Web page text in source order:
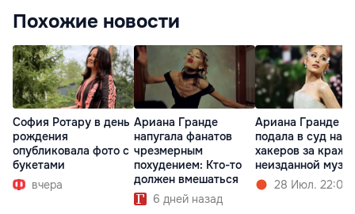
Похожие новости
София Ротару в день
рождения
опубликовала фото с
букетами
вчера
Ариана Гранде
напугала фанатов
чрезмерным
похудением: Кто-то
должен вмешаться
6 дней назад
Ариана Гранде
подала в суд на
хакеров за кражу
неизданной
28 Июл. 22:02